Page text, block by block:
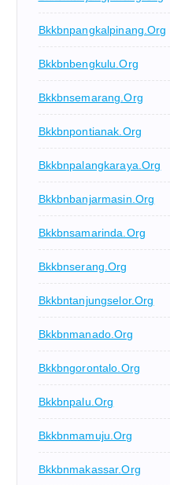
Bkkbnpangkalpinang.org
Bkkbnbengkulu.org
Bkkbnsemarang.org
Bkkbnpontianak.org
Bkkbnpalangkaraya.org
Bkkbnbanjarmasin.org
Bkkbnsamarinda.org
Bkkbnserang.org
Bkkbntanjungselor.org
Bkkbnmanado.org
Bkkbngorontalo.org
Bkkbnpalu.org
Bkkbnmamuju.org
Bkkbnmakassar.org